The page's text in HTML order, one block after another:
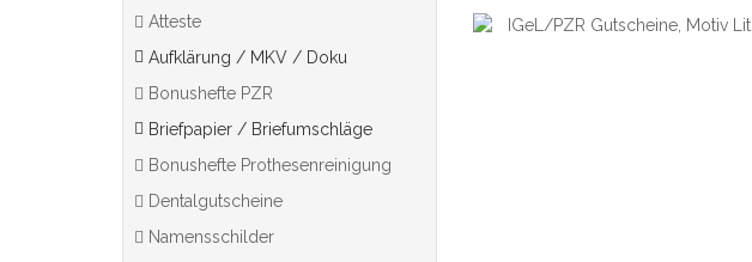
Atteste
Aufklärung / MKV / Doku
Bonushefte PZR
Briefpapier / Briefumschläge
Bonushefte Prothesenreinigung
Dentalgutscheine
Namensschilder